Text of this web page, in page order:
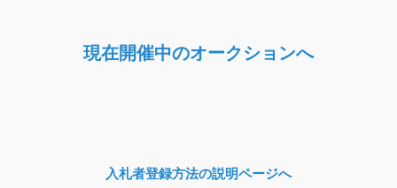
現在開催中のオークションへ
入札者登録方法の説明ページへ